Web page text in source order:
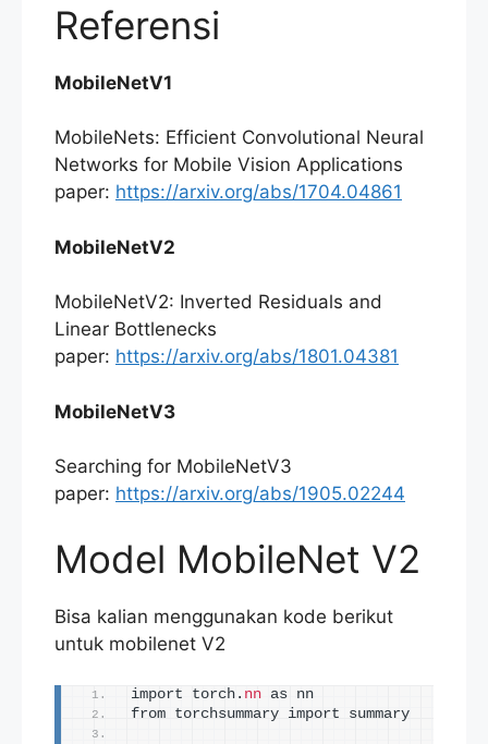
Referensi
MobileNetV1
MobileNets: Efficient Convolutional Neural
Networks for Mobile Vision Applications
paper: https://arxiv.org/abs/1704.04861
MobileNetV2
MobileNetV2: Inverted Residuals and
Linear Bottlenecks
paper: https://arxiv.org/abs/1801.04381
MobileNetV3
Searching for MobileNetV3
paper: https://arxiv.org/abs/1905.02244
Model MobileNet V2
Bisa kalian menggunakan kode berikut
untuk mobilenet V2
import torch. nn as nn
from torchsummary import summary